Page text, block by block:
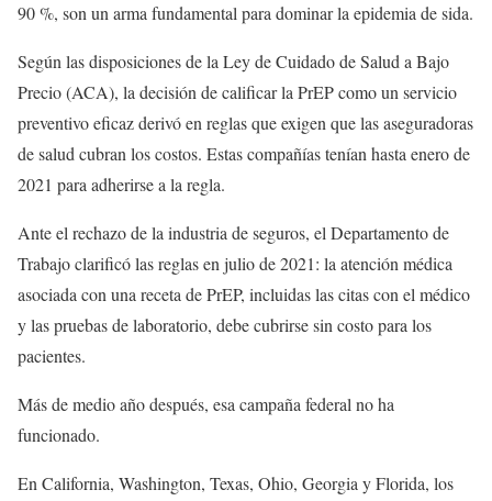
90 %, son un arma fundamental para dominar la epidemia de sida.
Según las disposiciones de la Ley de Cuidado de Salud a Bajo
Precio (ACA), la decisión de calificar la PrEP como un servicio
preventivo eficaz derivó en reglas que exigen que las aseguradoras
de salud cubran los costos. Estas compañías tenían hasta enero de
2021 para adherirse a la regla.
Ante el rechazo de la industria de seguros, el Departamento de
Trabajo clarificó las reglas en julio de 2021: la atención médica
asociada con una receta de PrEP, incluidas las citas con el médico
y las pruebas de laboratorio, debe cubrirse sin costo para los
pacientes.
Más de medio año después, esa campaña federal no ha
funcionado.
En California, Washington, Texas, Ohio, Georgia y Florida, los